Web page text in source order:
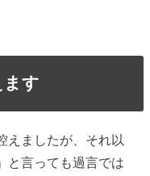
ます
えましたが、それ以
と言っても過言では